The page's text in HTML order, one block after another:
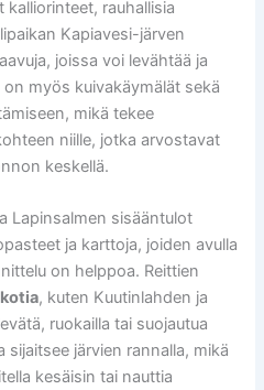
rauhallisia
Kapiavesi-järven
joissa voi levähtää ja
myös kuivakäymälät sekä
mikä tekee
niille, jotka arvostavat
keskellä.
Lapinsalmen sisääntulot
ja karttoja, joiden avulla
on helppoa. Reittien
, kuten Kuutinlahden ja
ruokailla tai suojautua
järvien rannalla, mikä
kesäisin tai nauttia